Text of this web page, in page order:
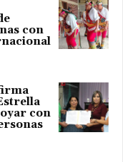
con
con